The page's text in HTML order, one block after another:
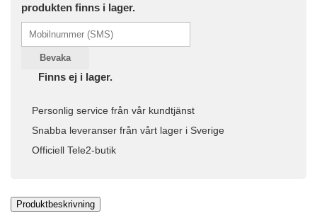
produkten finns i lager.
Bevaka
Finns ej i lager.
Personlig service från vår kundtjänst
Snabba leveranser från vårt lager i Sverige
Officiell Tele2-butik
Produktbeskrivning